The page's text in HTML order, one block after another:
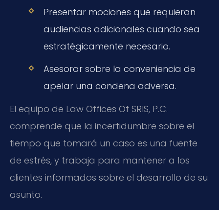
Presentar mociones que requieran
audiencias adicionales cuando sea
estratégicamente necesario.
Asesorar sobre la conveniencia de
apelar una condena adversa.
El equipo de Law Offices Of SRIS, P.C.
comprende que la incertidumbre sobre el
tiempo que tomará un caso es una fuente
de estrés, y trabaja para mantener a los
clientes informados sobre el desarrollo de su
asunto.